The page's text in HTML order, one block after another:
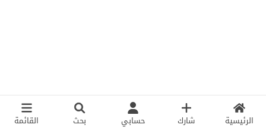
الرئيسية شارك حسابي بحث القائمة